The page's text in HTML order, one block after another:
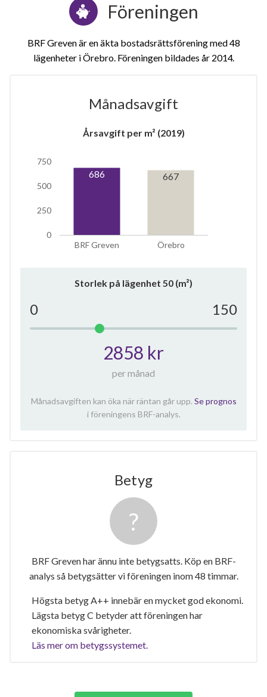
20
lägenheter
Föreningen
BRF Greven är en äkta bostadsrättsförening med 48
lägenheter i Örebro. Föreningen bildades år 2014
Månadsavgift
Årsavgift per m² (2019)
BRF Greven Örebro
0
250
500
750
686 667
Storlek på lägenhet 50 (m²)
0 150
2858 kr
per månad
Månadsavgiften kan öka när räntan går upp. Se prognos
i föreningens BRF-analys.
Betyg
BRF Greven har ännu inte betygsatts. Köp en BRF-
analys så betygsätter vi föreningen inom 48 timmar.
Högsta betyg A++ innebär en mycket god ekonomi.
Lägsta betyg C betyder att föreningen har
ekonomiska svårigheter.
Läs mer om betygssystemet.